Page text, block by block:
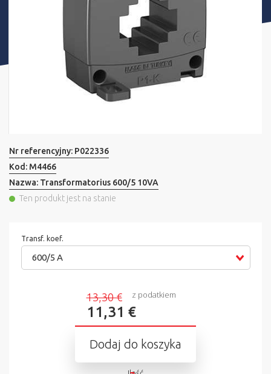
Nr referencyjny: P022336
Kod: M4466
Nazwa: Transformatorius 600/5 10VA
Ten produkt jest na stanie
Transf. koef.
600/5 A
13,30 €
11,31 €
z podatkiem
Dodaj do koszyka